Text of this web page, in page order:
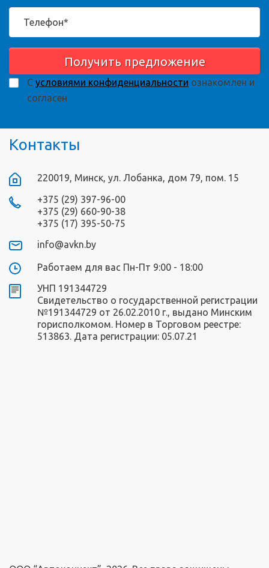
Получить предложение
С условиями конфиденциальности ознакомлен и
согласен
Контакты
220019, Минск, ул. Лобанка, дом 79, пом. 15
+375 (29) 397-96-00
+375 (29) 660-90-38
+375 (17) 395-50-75
info@avkn.by
Работаем для вас Пн-Пт 9:00 - 18:00
УНП 191344729
Свидетельство о государственной регистрации
№191344729 от 26.02.2010 г., выдано Минским
горисполкомом. Номер в Торговом реестре:
513863. Дата регистрации: 05.07.21